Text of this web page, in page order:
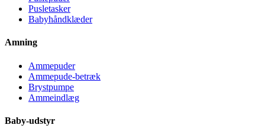
Pusletasker
Babyhåndklæder
Amning
Ammepuder
Ammepude-betræk
Brystpumpe
Ammeindlæg
Baby-udstyr